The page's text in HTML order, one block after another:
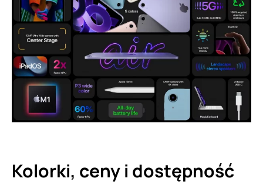
Kolorki, ceny i dostępność